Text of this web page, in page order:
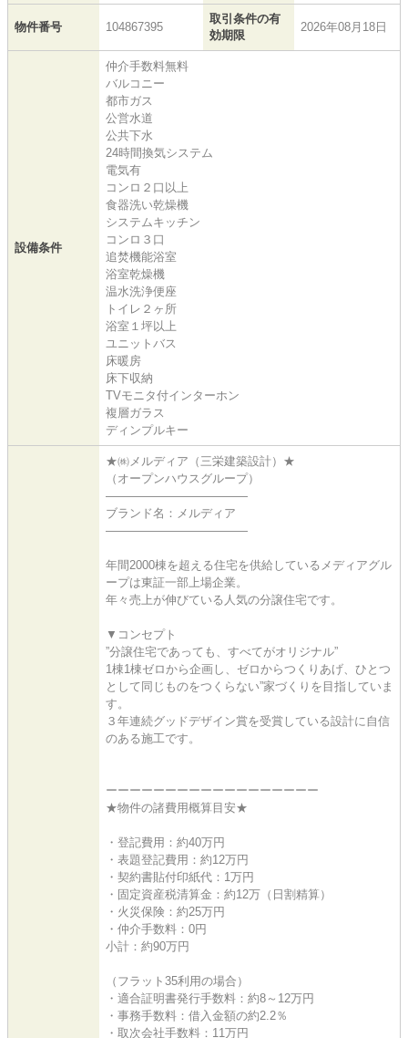
物件番号 104867395
取引条件の有
効期限
2026年08月18日
設備条件
仲介手数料無料
バルコニー
都市ガス
公営水道
公共下水
24時間換気システム
電気有
コンロ２口以上
食器洗い乾燥機
システムキッチン
コンロ３口
追焚機能浴室
浴室乾燥機
温水洗浄便座
トイレ２ヶ所
浴室１坪以上
ユニットバス
床暖房
床下収納
TVモニタ付インターホン
複層ガラス
ディンプルキー
★㈱メルディア（三栄建築設計）★
（オープンハウスグループ）
――――――――――――
ブランド名：メルディア
――――――――――――
年間2000棟を超える住宅を供給しているメディアグル
ープは東証一部上場企業。
年々売上が伸びている人気の分譲住宅です。
▼コンセプト
”分譲住宅であっても、すべてがオリジナル”
1棟1棟ゼロから企画し、ゼロからつくりあげ、ひとつ
として同じものをつくらない”家づくりを目指していま
す。
３年連続グッドデザイン賞を受賞している設計に自信
のある施工です。
ーーーーーーーーーーーーーーーーーー
★物件の諸費用概算目安★
・登記費用：約40万円
・表題登記費用：約12万円
・契約書貼付印紙代：1万円
・固定資産税清算金：約12万（日割精算）
・火災保険：約25万円
・仲介手数料：0円
小計：約90万円
（フラット35利用の場合）
・適合証明書発行手数料：約8～12万円
・事務手数料：借入金額の約2.2％
・取次会社手数料：11万円